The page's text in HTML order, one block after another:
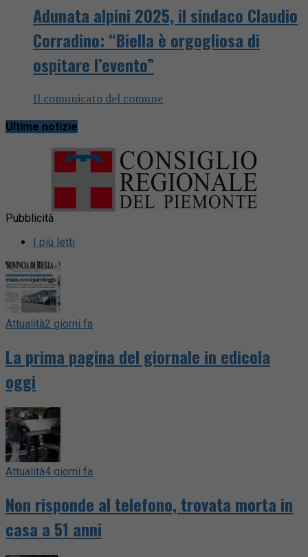
Adunata alpini 2025, il sindaco Claudio
Corradino: “Biella è orgogliosa di
ospitare l’evento”
Il comunicato del comune
Ultime notizie
Pubblicità
I più letti
Attualità2 giorni fa
La prima pagina del giornale in edicola
oggi
Attualità4 giorni fa
Non risponde al telefono, trovata morta in
casa a 51 anni